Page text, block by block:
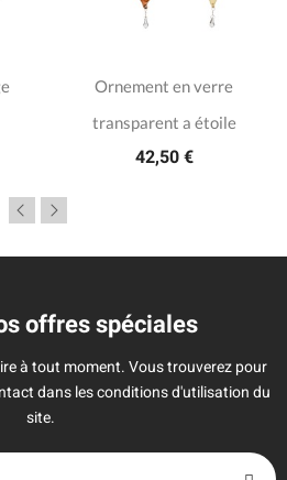
Ornement en verre
transparent a étoile
42,50 €
offres spéciales
à tout moment. Vous trouverez pour
dans les conditions d'utilisation du
site.